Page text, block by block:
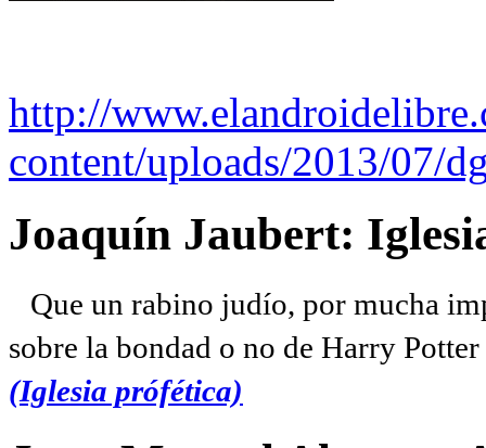
http://
content/uploads/2013/07/
Joaquín Jaubert:
Que un rabino judío, por mucha
sobre la bondad o no de Harry
(Iglesia prófética)